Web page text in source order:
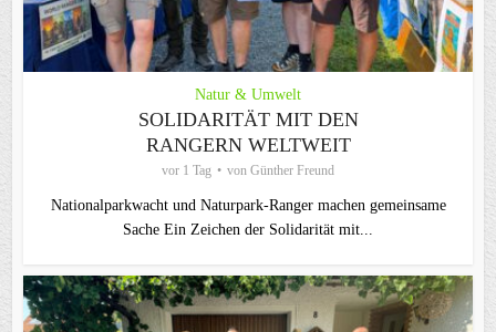
Natur & Umwelt
SOLIDARITÄT MIT DEN
RANGERN WELTWEIT
vor 1 Tag von Günther Freund
Nationalparkwacht und Naturpark-Ranger machen gemeinsame
Sache Ein Zeichen der Solidarität mit...